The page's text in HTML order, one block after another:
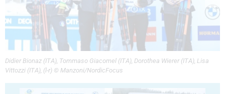
Didier Bionaz (ITA), Tommaso Giacomel (ITA), Dorothea Wierer (ITA), Lisa
Vittozzi (ITA), (l-r) © Manzoni/NordicFocus